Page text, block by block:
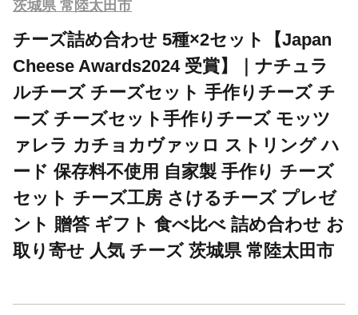
茨城県 常陸太田市
チーズ詰め合わせ 5種×2セット【Japan
Cheese Awards2024 受賞】｜ナチュラ
ルチーズ チーズセット 手作りチーズ チ
ーズ チーズセット手作りチーズ モッツ
ァレラ カチョカヴァッロ ストリング ハ
ード 保存料不使用 自家製 手作り チーズ
セット チーズ工房 さけるチーズ プレゼ
ント 贈答 ギフト 食べ比べ 詰め合わせ お
取り寄せ 人気 チーズ 茨城県 常陸太田市